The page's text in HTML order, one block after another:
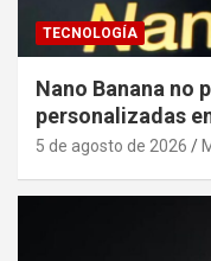
TECNOLOGÍA
Nano Banana no
personalizadas
5 de agosto de 2026